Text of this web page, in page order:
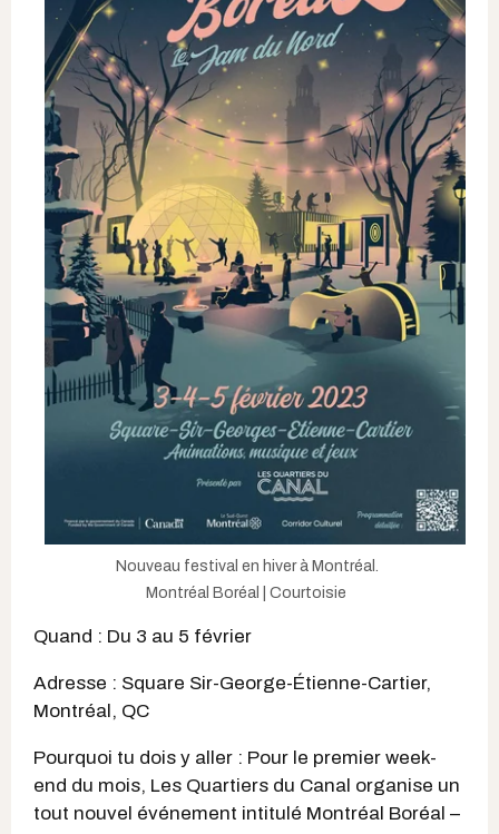
Nouveau festival en hiver à Montréal.
Montréal Boréal | Courtoisie
Quand : Du 3 au 5 février
Adresse : Square Sir-George-Étienne-Cartier,
Montréal, QC
Pourquoi tu dois y aller : Pour le premier week-
end du mois, Les Quartiers du Canal organise un
tout nouvel événement intitulé Montréal Boréal –